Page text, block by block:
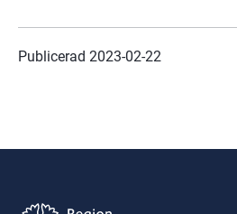
Publicerad 2023-02-22